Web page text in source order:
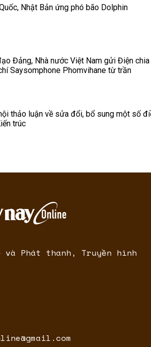
Nhật Bản ứng phó bão Dolphin
Đảng, Nhà nước Việt Nam gửi Điện chia
Saysomphone Phomvihane từ trần
thảo luận về sửa đổi, bổ sung một số
trúc
và Phát thanh, Truyền hình